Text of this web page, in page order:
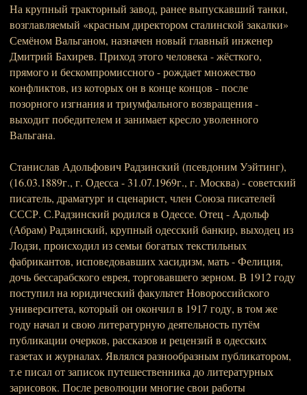
На крупный тракторный завод, ранее выпускавший танки,
возглавляемый «красным директором сталинской закалки»
Семёном Вальганом, назначен новый главный инженер
Дмитрий Бахирев. Приход этого человека - жёсткого,
прямого и бескомпромиссного - рождает множество
конфликтов, из которых он в конце концов - после
позорного изгнания и триумфального возвращения -
выходит победителем и занимает кресло уволенного
Вальгана.
Станислав Адольфович Радзинский (псевдоним Уэйтинг),
(16.03.1889г., г. Одесса - 31.07.1969г., г. Москва) - советский
писатель, драматург и сценарист, член Союза писателей
СССР. С.Радзинский родился в Одессе. Отец - Адольф
(Абрам) Радзинский, крупный одесский банкир, выходец из
Лодзи, происходил из семьи богатых текстильных
фабрикантов, исповедовавших хасидизм, мать - Фелиция,
дочь бессарабского еврея, торговавшего зерном. В 1912 году
поступил на юридический факультет Новороссийского
университета, который он окончил в 1917 году, в том же
году начал и свою литературную деятельность путём
публикации очерков, рассказов и рецензий в одесских
газетах и журналах. Являлся разнообразным публикатором,
т.е писал от записок путешественника до литературных
зарисовок. После революции многие свои работы